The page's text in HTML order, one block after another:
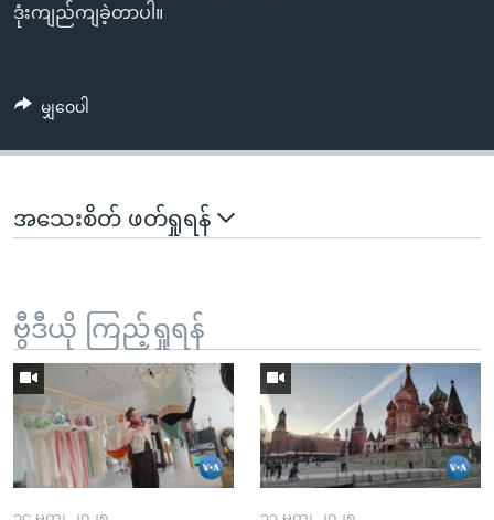
ဒုံးကျည်ကျခဲ့တာပါ။
မျှဝေပါ
အသေးစိတ် ဖတ်ရှုရန်
ဗွီဒီယို ကြည့်ရှုရန်
၁၄ မတ္၊ ၂၀၂၅ ၁၃ မတ္၊ ၂၀၂၅